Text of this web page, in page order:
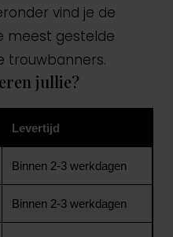
vind je de
meest gestelde
trouwbanners.
jullie?
Levertijd
Binnen 2-3 werkdagen
Binnen 2-3 werkdagen